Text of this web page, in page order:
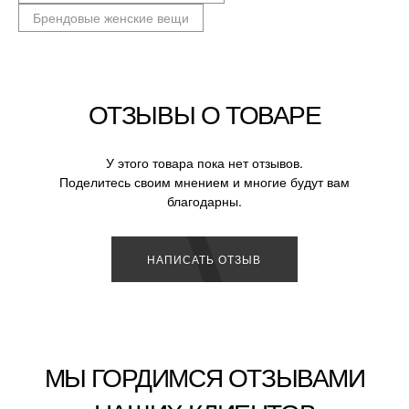
Брендовые женские вещи
ОТЗЫВЫ О ТОВАРЕ
У этого товара пока нет отзывов.
Поделитесь своим мнением и многие будут вам
благодарны.
НАПИСАТЬ ОТЗЫВ
МЫ ГОРДИМСЯ ОТЗЫВАМИ